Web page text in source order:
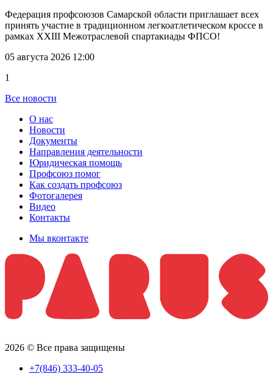
Федерация профсоюзов Самарской области приглашает всех
принять участие в традиционном легкоатлетическом кроссе в
рамках XXIII Межотраслевой спартакиады ФПСО!
05 августа 2026 12:00
1
Все новости
О нас
Новости
Документы
Направления деятельности
Юридическая помощь
Профсоюз помог
Как создать профсоюз
Фотогалерея
Видео
Контакты
Мы вконтакте
2026 © Все права защищены
+7(846) 333-40-05